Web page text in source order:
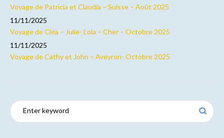
Voyage de Patricia et Claudia – Suisse – Août 2025
Voyage de Cléa – Julie- Lola – Cher – Octobre 2025
11/11/2025
Voyage de Cathy et John – Aveyron- Octobre 2025
11/11/2025